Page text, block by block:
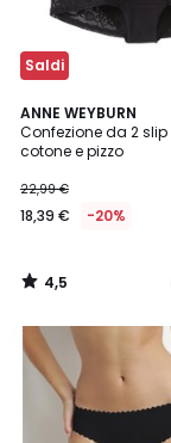
Saldi
ANNE WEYBURN
Confezione da 2 slip
cotone e pizzo
22,99 €
18,39 € -20%
4,5
/ 5
2
Colori
4,5
/